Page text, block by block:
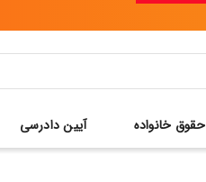
حقوق خانواده آیین دادرسی